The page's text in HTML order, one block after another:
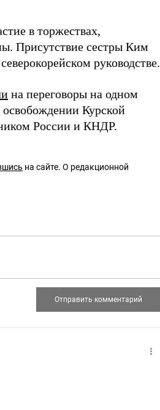
в торжествах,
Присутствие сестры Ким
руководстве.
на переговоры на одном
Курской
России и КНДР.
на сайте. О редакционной